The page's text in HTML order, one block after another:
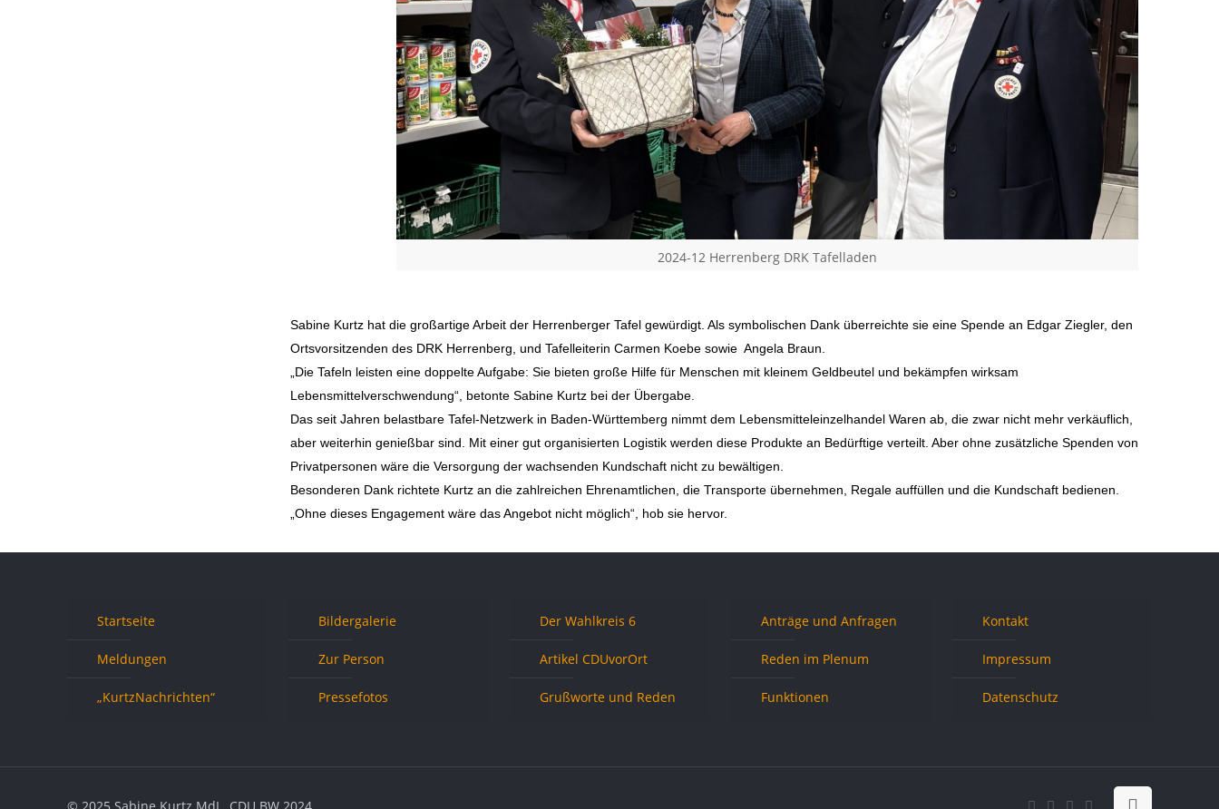
2024-12 Herrenberg DRK Tafelladen
Sabine Kurtz hat die großartige Arbeit der Herrenberger Tafel gewürdigt. Als symbolischen Dank überreichte sie eine Spende an Edgar Ziegler, den
Ortsvorsitzenden des DRK Herrenberg, und Tafelleiterin Carmen Koebe sowie Angela Braun.
„Die Tafeln leisten eine doppelte Aufgabe: Sie bieten große Hilfe für Menschen mit kleinem Geldbeutel und bekämpfen wirksam
Lebensmittelverschwendung“, betonte Sabine Kurtz bei der Übergabe.
Das seit Jahren belastbare Tafel-Netzwerk in Baden-Württemberg nimmt dem Lebensmitteleinzelhandel Waren ab, die zwar nicht mehr verkäuflich,
aber weiterhin genießbar sind. Mit einer gut organisierten Logistik werden diese Produkte an Bedürftige verteilt. Aber ohne zusätzliche Spenden von
Privatpersonen wäre die Versorgung der wachsenden Kundschaft nicht zu bewältigen.
Besonderen Dank richtete Kurtz an die zahlreichen Ehrenamtlichen, die Transporte übernehmen, Regale auffüllen und die Kundschaft bedienen.
„Ohne dieses Engagement wäre das Angebot nicht möglich“, hob sie hervor.
Startseite
Meldungen
„KurtzNachrichten“
Bildergalerie
Zur Person
Pressefotos
Der Wahlkreis 6
Artikel CDUvorOrt
Grußworte und Reden
Anträge und Anfragen
Reden im Plenum
Funktionen
Kontakt
Impressum
Datenschutz